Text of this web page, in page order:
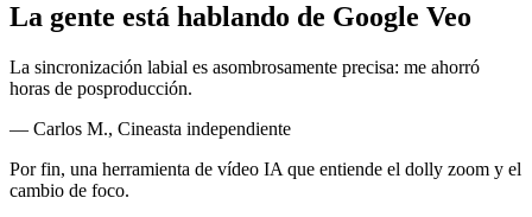
La gente está hablando de Google Veo
La sincronización labial es asombrosamente precisa: me ahorró
horas de posproducción.
— Carlos M., Cineasta independiente
Por fin, una herramienta de vídeo IA que entiende el dolly zoom y el
cambio de foco.